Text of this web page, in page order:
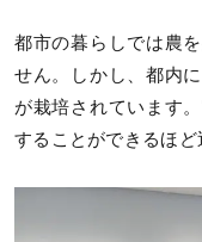
都市の暮らしでは農
せん。しかし、都内
が栽培されています
することができるほど